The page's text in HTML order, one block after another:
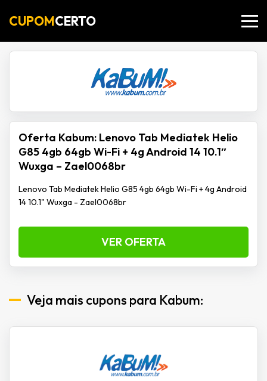
CUPOMCERTO
Oferta Kabum: Lenovo Tab Mediatek Helio
G85 4gb 64gb Wi-Fi + 4g Android 14 10.1″
Wuxga – Zael0068br
Lenovo Tab Mediatek Helio G85 4gb 64gb Wi-Fi + 4g Android
14 10.1" Wuxga - Zael0068br
VER OFERTA
Veja mais cupons para Kabum: